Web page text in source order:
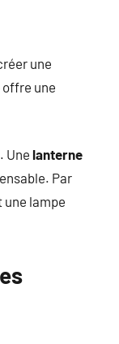
une
offre une
Une lanterne
Par
lampe